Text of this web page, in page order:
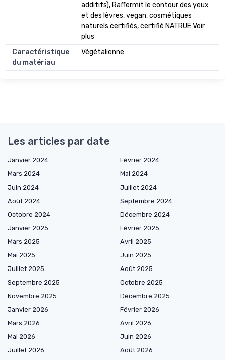
additifs), Raffermit le contour des yeux
et des lèvres, vegan, cosmétiques
naturels certifiés, certifié NATRUE Voir
plus
Caractéristique
du matériau
Végétalienne
Les articles par date
Janvier 2024
Février 2024
Mars 2024
Mai 2024
Juin 2024
Juillet 2024
Août 2024
Septembre 2024
Octobre 2024
Décembre 2024
Janvier 2025
Février 2025
Mars 2025
Avril 2025
Mai 2025
Juin 2025
Juillet 2025
Août 2025
Septembre 2025
Octobre 2025
Novembre 2025
Décembre 2025
Janvier 2026
Février 2026
Mars 2026
Avril 2026
Mai 2026
Juin 2026
Juillet 2026
Août 2026